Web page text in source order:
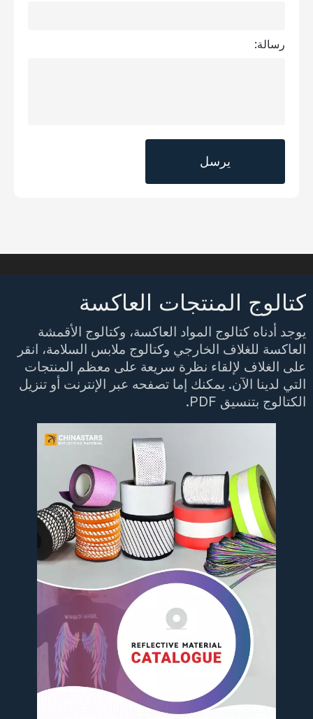
رسالة:
كتالوج المنتجات العاكسة
يوجد أدناه كتالوج المواد العاكسة، وكتالوج الأقمشة
العاكسة للغلاف الخارجي وكتالوج ملابس السلامة، انقر
على الغلاف لإلقاء نظرة سريعة على معظم المنتجات
التي لدينا الآن. يمكنك إما تصفحه عبر الإنترنت أو تنزيل
الكتالوج بتنسيق PDF.